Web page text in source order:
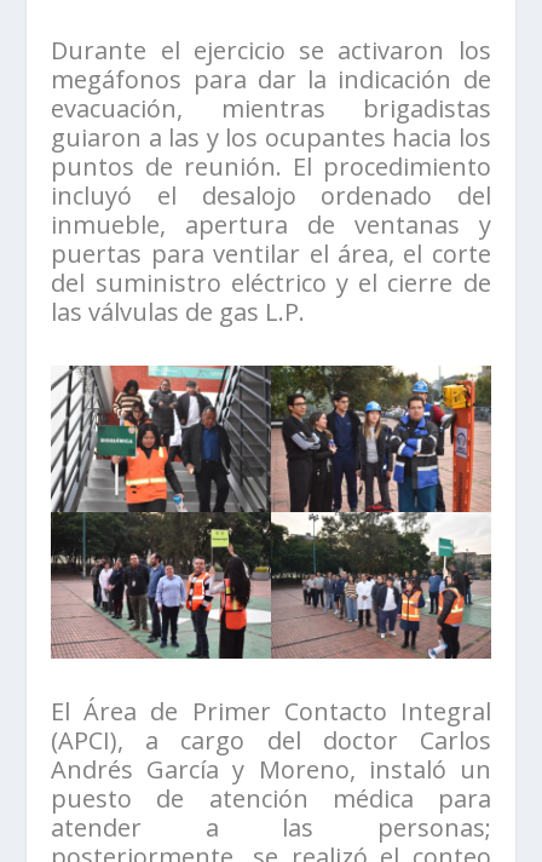
Durante el ejercicio se activaron los
megáfonos para dar la indicación de
evacuación, mientras brigadistas
guiaron a las y los ocupantes hacia los
puntos de reunión. El procedimiento
incluyó el desalojo ordenado del
inmueble, apertura de ventanas y
puertas para ventilar el área, el corte
del suministro eléctrico y el cierre de
las válvulas de gas L.P.
El Área de Primer Contacto Integral
(APCI), a cargo del doctor Carlos
Andrés García y Moreno, instaló un
puesto de atención médica para
atender a las personas;